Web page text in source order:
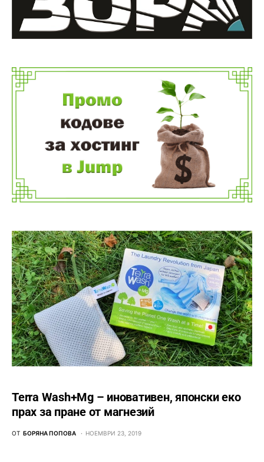
Terra Wash+Mg – иновативен, японски еко
прах за пране от магнезий
ОТ БОРЯНА ПОПОВА НОЕМВРИ 23, 2019